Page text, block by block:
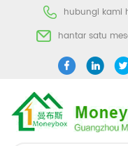
hubungi kami
hantar satu